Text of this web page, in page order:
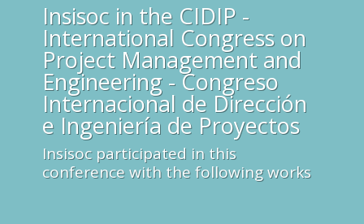
Insisoc in the CIDIP -
International Congress on
Project Management and
Engineering - Congreso
Internacional de Dirección
e Ingeniería de Proyectos
Insisoc participated in this
conference with the following works